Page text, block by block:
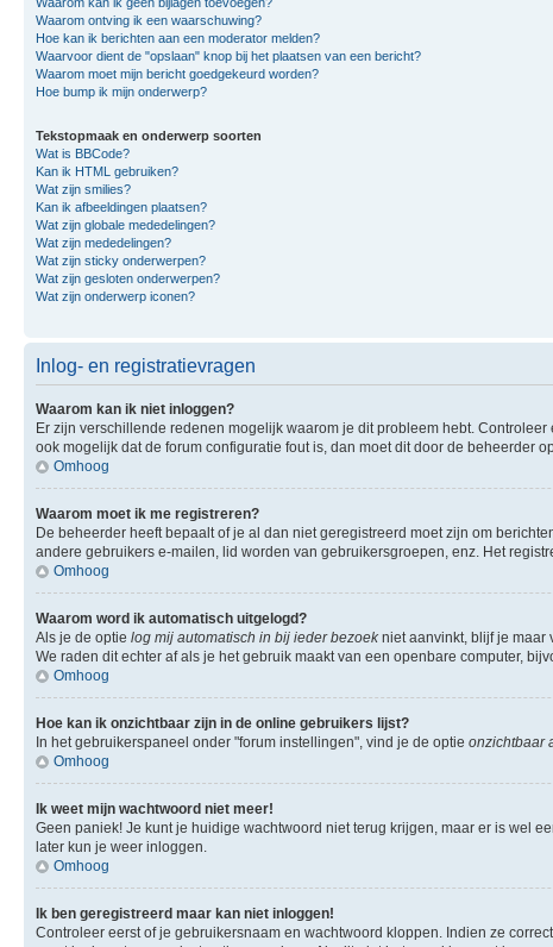
Waarom ontving ik een waarschuwing?
Hoe kan ik berichten aan een moderator melden?
Waarvoor dient de "opslaan" knop bij het plaatsen van een bericht?
Waarom moet mijn bericht goedgekeurd worden?
Hoe bump ik mijn onderwerp?
Tekstopmaak en onderwerp soorten
Wat is BBCode?
Kan ik HTML gebruiken?
Wat zijn smilies?
Kan ik afbeeldingen plaatsen?
Wat zijn globale mededelingen?
Wat zijn mededelingen?
Wat zijn sticky onderwerpen?
Wat zijn gesloten onderwerpen?
Wat zijn onderwerp iconen?
Inlog- en registratievragen
Waarom kan ik niet inloggen?
Er zijn verschillende redenen mogelijk waarom je dit probleem hebt.
ook mogelijk dat de forum configuratie fout is, dan moet dit door de beheerder
Omhoog
Waarom moet ik me registreren?
De beheerder heeft bepaalt of je al dan niet geregistreerd moet zijn om
andere gebruikers e-mailen, lid worden van gebruikersgroepen, enz. Het
Omhoog
Waarom word ik automatisch uitgelogd?
Als je de optie log mij automatisch in bij ieder bezoekniet aanvinkt, blijf je maar
We raden dit echter af als je het gebruik maakt van een openbare computer,
Omhoog
Hoe kan ik onzichtbaar zijn in de online gebruikers lijst?
In het gebruikerspaneel onder "forum instellingen", vind je de optie onzichtbaar
Omhoog
Ik weet mijn wachtwoord niet meer!
Geen paniek! Je kunt je huidige wachtwoord niet terug krijgen, maar er is wel
later kun je weer inloggen.
Omhoog
Ik ben geregistreerd maar kan niet inloggen!
Controleer eerst of je gebruikersnaam en wachtwoord kloppen. Indien ze